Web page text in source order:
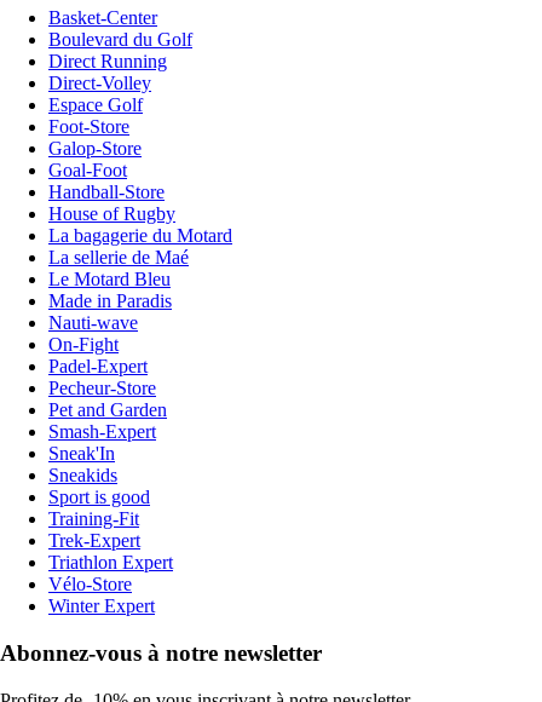
Basket-Center
Boulevard du Golf
Direct Running
Direct-Volley
Espace Golf
Foot-Store
Galop-Store
Goal-Foot
Handball-Store
House of Rugby
La bagagerie du Motard
La sellerie de Maé
Le Motard Bleu
Made in Paradis
Nauti-wave
On-Fight
Padel-Expert
Pecheur-Store
Pet and Garden
Smash-Expert
Sneak'In
Sneakids
Sport is good
Training-Fit
Trek-Expert
Triathlon Expert
Vélo-Store
Winter Expert
Abonnez-vous à notre newsletter